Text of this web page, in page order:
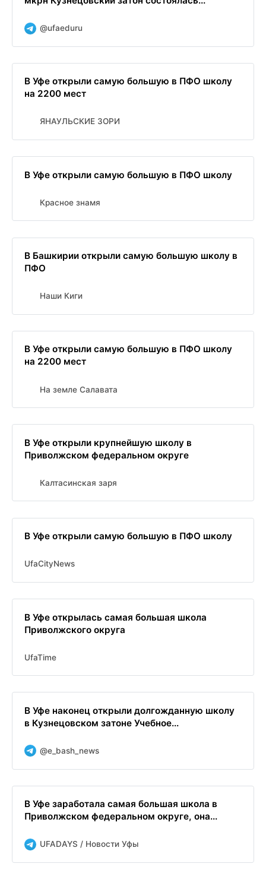
@ufaeduru
В Уфе открыли самую большую в ПФО школу
на 2200 мест
ЯНАУЛЬСКИЕ ЗОРИ
В Уфе открыли самую большую в ПФО школу
Красное знамя
В Башкирии открыли самую большую школу в
ПФО
Наши Киги
В Уфе открыли самую большую в ПФО школу
на 2200 мест
На земле Салавата
В Уфе открыли крупнейшую школу в
Приволжском федеральном округе
Калтасинская заря
В Уфе открыли самую большую в ПФО школу
UfaCityNews
В Уфе открылась самая большая школа
Приволжского округа
UfaTime
В Уфе наконец открыли долгожданную школу
в Кузнецовском затоне Учебное...
@e_bash_news
В Уфе заработала самая большая школа в
Приволжском федеральном округе, она...
UFADAYS / Новости Уфы